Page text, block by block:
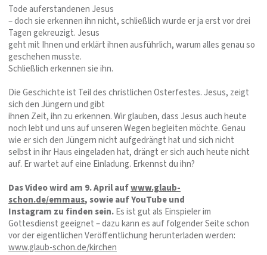
Tode auferstandenen Jesus
– doch sie erkennen ihn nicht, schließlich wurde er ja erst vor drei
Tagen gekreuzigt. Jesus
geht mit Ihnen und erklärt ihnen ausführlich, warum alles genau so
geschehen musste.
Schließlich erkennen sie ihn.
Die Geschichte ist Teil des christlichen Osterfestes. Jesus, zeigt
sich den Jüngern und gibt
ihnen Zeit, ihn zu erkennen. Wir glauben, dass Jesus auch heute
noch lebt und uns auf unseren Wegen begleiten möchte. Genau
wie er sich den Jüngern nicht aufgedrängt hat und sich nicht
selbst in ihr Haus eingeladen hat, drängt er sich auch heute nicht
auf. Er wartet auf eine Einladung. Erkennst du ihn?
Das Video wird am 9. April aufwww.glaub-
schon.de/emmaus, sowie auf YouTube und
Instagram zu finden sein.Es ist gut als Einspieler im
Gottesdienst geeignet – dazu kann es auf folgender Seite schon
vor der eigentlichen Veröffentlichung herunterladen werden:
www.glaub-schon.de/kirchen